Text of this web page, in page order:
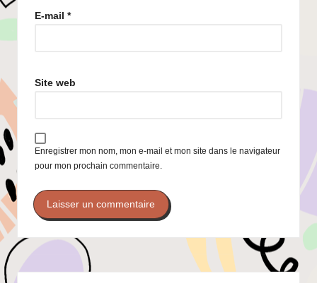
E-mail *
Site web
Enregistrer mon nom, mon e-mail et mon site dans le navigateur
pour mon prochain commentaire.